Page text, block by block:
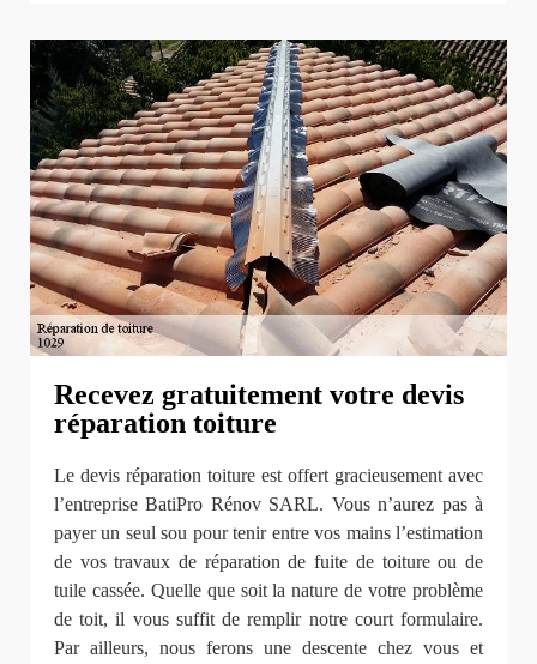
Recevez gratuitement votre devis
réparation toiture
Le devis réparation toiture est offert gracieusement avec
l’entreprise BatiPro Rénov SARL. Vous n’aurez pas à
payer un seul sou pour tenir entre vos mains l’estimation
de vos travaux de réparation de fuite de toiture ou de
tuile cassée. Quelle que soit la nature de votre problème
de toit, il vous suffit de remplir notre court formulaire.
Par ailleurs, nous ferons une descente chez vous et